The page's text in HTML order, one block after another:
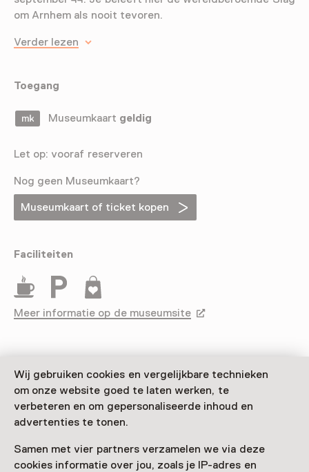
Wij gebruiken cookies en vergelijkbare technieken
om onze website goed te laten werken, te
verbeteren en om gepersonaliseerde inhoud en
advertenties te tonen.
Samen met vier partners verzamelen we via deze
cookies informatie over jou, zoals je IP-adres en
om Arnhem als nooit tevoren.
Verder lezen
Toegang
Museumkaart geldig
Let op: vooraf reserveren
Nog geen Museumkaart?
Museumkaart of ticket kopen
Faciliteiten
Drinken Parkeergelegenheid voor auto's
Museumwinkel
Meer informatie op de museumsiteOpent in een nieuw
Zien & doen in Airborne